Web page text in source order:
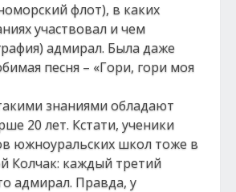
флот), в каких
участвовал и чем
адмирал. Была даже
песня – «Гори, гори моя
знаниями обладают
20 лет. Кстати, ученики
южноуральских школ тоже в
Колчак: каждый третий
адмирал. Правда, у